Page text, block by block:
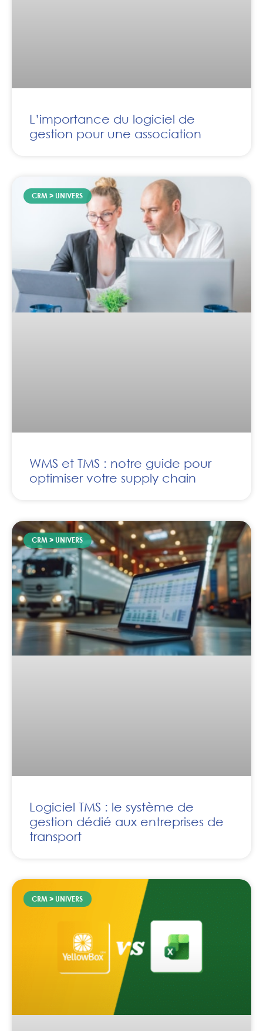
L’importance du logiciel de
gestion pour une association
CRM > UNIVERS
WMS et TMS : notre guide pour
optimiser votre supply chain
CRM > UNIVERS
Logiciel TMS : le système de
gestion dédié aux entreprises de
transport
CRM > UNIVERS